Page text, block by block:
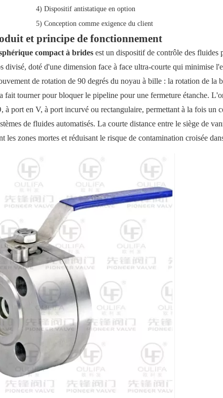
4) Dispositif antistatique en option
5) Conception comme exigence du client
et principe de fonctionnement
compact à brides est un dispositif de contrôle des fluides
divisé, doté d'une dimension face à face ultra-courte qui minimise
de rotation de 90 degrés du noyau à bille : la rotation de la
fait tourner pour bloquer le pipeline pour une fermeture étanche.
à port en V, à port incurvé ou rectangulaire, permettant à la fois un
de fluides automatisés. La courte distance entre le siège de
les zones mortes et réduisant le risque de contamination croisée